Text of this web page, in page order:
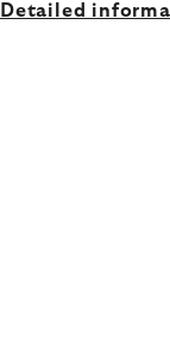
Detailed